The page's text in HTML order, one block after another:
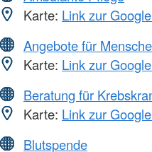
Karte: Link zur
Angebote für
Karte: Link zur
Beratung für
Karte: Link zur
Blutspende